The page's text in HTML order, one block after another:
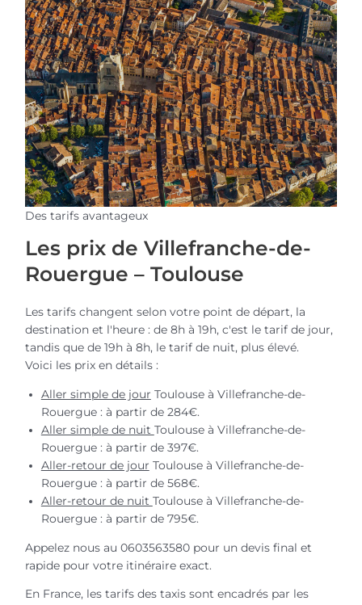
Des tarifs avantageux
Les prix de Villefranche-de-
Rouergue – Toulouse
Les tarifs changent selon votre point de départ, la
destination et l'heure : de 8h à 19h, c'est le tarif de jour,
tandis que de 19h à 8h, le tarif de nuit, plus élevé.
Voici les prix en détails :
Aller simple de jour Toulouse à Villefranche-de-
Rouergue : à partir de 284€.
Aller simple de nuit Toulouse à Villefranche-de-
Rouergue : à partir de 397€.
Aller-retour de jour Toulouse à Villefranche-de-
Rouergue : à partir de 568€.
Aller-retour de nuit Toulouse à Villefranche-de-
Rouergue : à partir de 795€.
Appelez nous au 0603563580 pour un devis final et
rapide pour votre itinéraire exact.
En France, les tarifs des taxis sont encadrés par les